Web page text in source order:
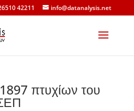
42211 info@datanalysis.net
πτυχίων του